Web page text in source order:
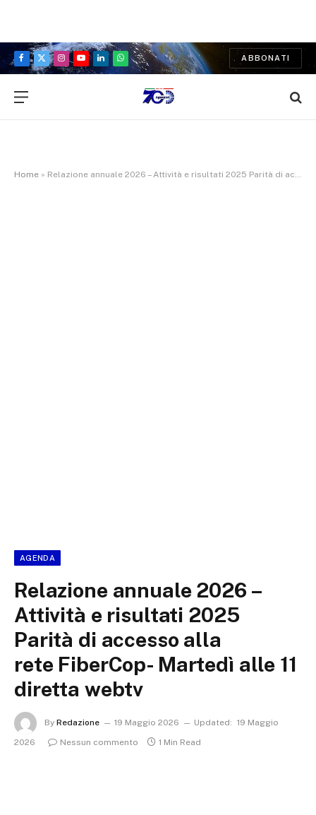
Facebook
X
Instagram
YouTubeLinkedInWhatsApp
ABBONATI
Home » Relazione annuale 2026 – Attività e risultati 2025 Parità di accesso alla rete FiberCop- Martedì alle 11 diretta webtv
AGENDA
Relazione annuale 2026 –
Attività e risultati 2025
Parità di accesso alla
rete FiberCop- Martedì alle 11
diretta webtv
By Redazione 19 Maggio 2026 Updated: 19 Maggio
2026
Nessun commento 1 Min Read